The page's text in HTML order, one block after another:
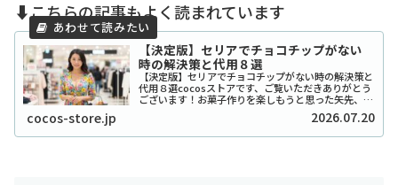
⬇️こちらの記事もよく読まれています
【決定版】セリアでチョコチップがない
時の解決策と代用８選
【決定版】セリアでチョコチップがない時の解決策と
代用８選cocosストアです、ご覧いただきありがとう
ございます！お菓子作りを楽しもうと思った矢先、セ
リアでチョコチップが「ない！」と困ったことはあり
ませんか？実は私も、クッキーを焼こうとした日...
cocos-store.jp 2026.07.20